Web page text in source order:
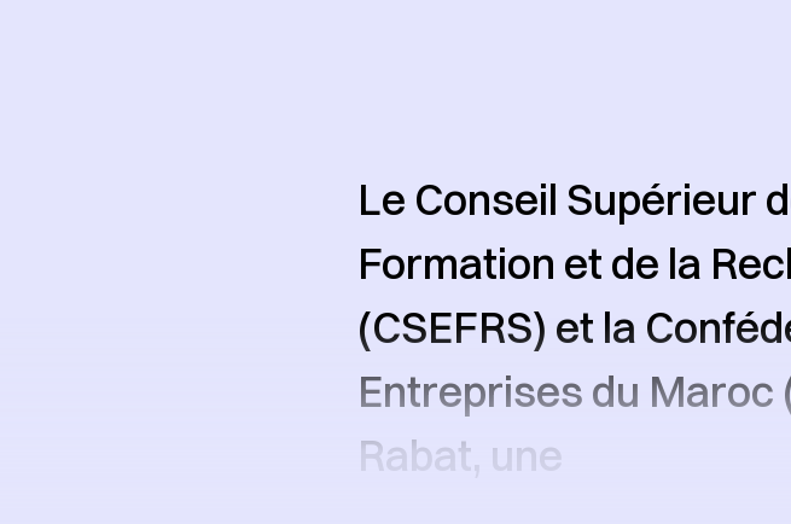
Le Conseil Supérieur
Formation et de la
(CSEFRS) et la
Entreprises du Maroc
Rabat, une